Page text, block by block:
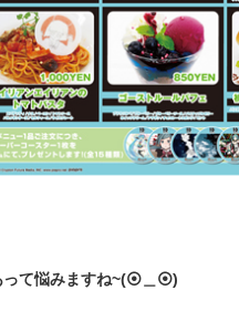
って悩みますね~(⦿＿⦿)